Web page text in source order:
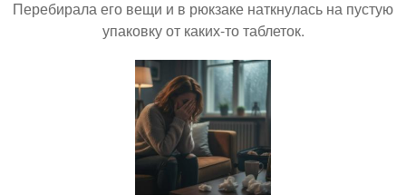
Перебирала его вещи и в рюкзаке наткнулась на пустую
упаковку от каких-то таблеток.